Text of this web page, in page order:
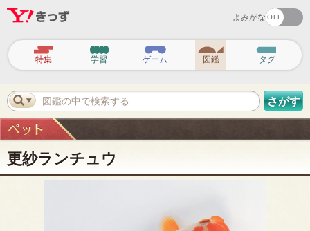
よみがな
ビ
ゲ
ー
シ
ョ
ン
特集 学習 ゲーム 図鑑 タグ
図鑑の中で検索する さがす
更紗ランチュウ